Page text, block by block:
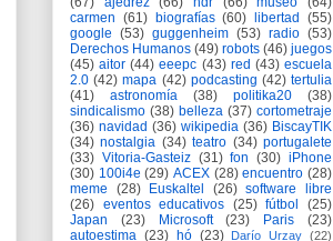
carmen (61) biografías (60) libertad
(55)
google (53) guggenheim (53) radio (53)
Derechos Humanos (49) robots (46) juegos
(45) aitor (44) eeepc (43) red (43) escuela
2.0 (42) mapa (42) podcasting (42) tertulia
(41)
astronomía (38) politika20
(38)
sindicalismo (38) belleza (37) cortometraje
(36) navidad (36) wikipedia (36) BiscayTIK
(34) nostalgia (34) teatro (34) portugalete
(33) Vitoria-Gasteiz (31) fon (30) iPhone
(30) 100i4e (29) ACEX (28) encuentro (28)
meme
(28) Euskaltel (26) software libre
(26) eventos educativos (25) fútbol
(25)
Japan
(23) Microsoft (23) Paris
(23)
autoestima (23) hó (23) Darío Urzay (22)